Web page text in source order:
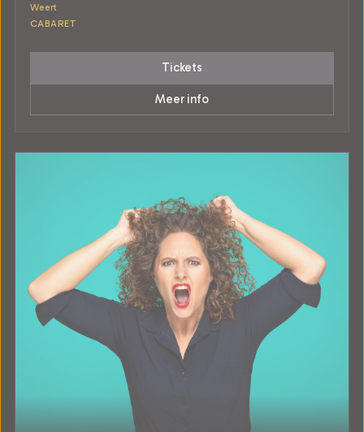
Weert
CABARET
Tickets
Meer info